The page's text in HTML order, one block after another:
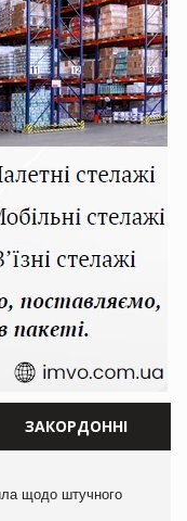
ЗАКОРДОННІ
щодо штучного
магазинів
компанія
щодо штучного